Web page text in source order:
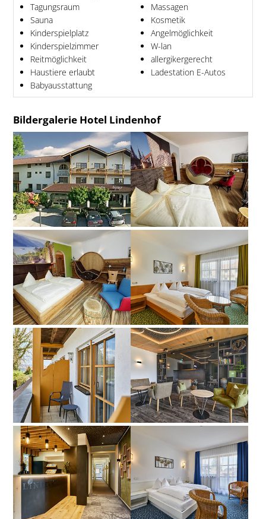
Tagungsraum
Sauna
Kinderspielplatz
Kinderspielzimmer
Reitmöglichkeit
Haustiere erlaubt
Babyausstattung
Massagen
Kosmetik
Angelmöglichkeit
W-lan
allergikergerecht
Ladestation E-Autos
Bildergalerie Hotel Lindenhof